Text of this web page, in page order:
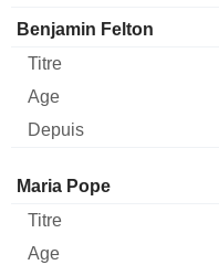
Benjamin Felton
Administrateur
Maria Pope